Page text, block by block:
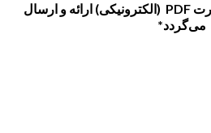
*این محصول فقط به صورت PDF (الکترونیکی) ارائه و ارسال
می‌گردد*